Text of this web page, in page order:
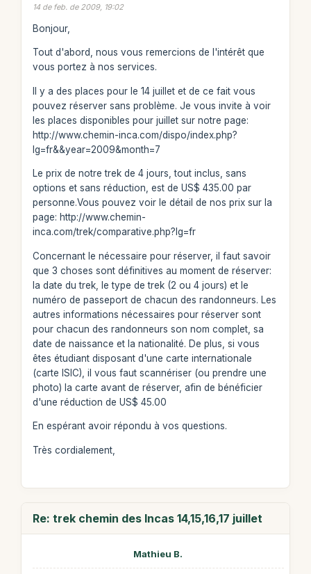
14 de feb. de 2009, 19:02
Bonjour,
Tout d'abord, nous vous remercions de l'intérêt que
vous portez à nos services.
Il y a des places pour le 14 juillet et de ce fait vous
pouvez réserver sans problème. Je vous invite à voir
les places disponibles pour juillet sur notre page:
http://www.chemin-inca.com/dispo/index.php?
lg=fr&&year=2009&month=7
Le prix de notre trek de 4 jours, tout inclus, sans
options et sans réduction, est de US$ 435.00 par
personne.Vous pouvez voir le détail de nos prix sur la
page: http://www.chemin-
inca.com/trek/comparative.php?lg=fr
Concernant le nécessaire pour réserver, il faut savoir
que 3 choses sont définitives au moment de réserver:
la date du trek, le type de trek (2 ou 4 jours) et le
numéro de passeport de chacun des randonneurs. Les
autres informations nécessaires pour réserver sont
pour chacun des randonneurs son nom complet, sa
date de naissance et la nationalité. De plus, si vous
êtes étudiant disposant d'une carte internationale
(carte ISIC), il vous faut scannériser (ou prendre une
photo) la carte avant de réserver, afin de bénéficier
d'une réduction de US$ 45.00
En espérant avoir répondu à vos questions.
Très cordialement,
Re: trek chemin des Incas 14,15,16,17 juillet
Mathieu B.